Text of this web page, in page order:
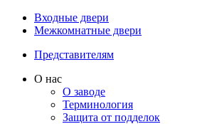
Входные двери
Межкомнатные двери
Представителям
О нас
О заводе
Терминология
Защита от подделок